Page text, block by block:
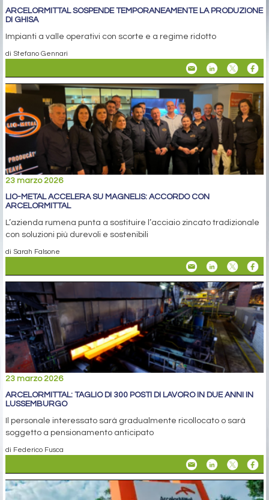
ARCELORMITTAL SOSPENDE TEMPORANEAMENTE LA PRODUZIONE
DI GHISA
Impianti a valle operativi con scorte e a regime ridotto
di Stefano Gennari
23 marzo 2026
LIO-METAL ACCELERA SU MAGNELIS: ACCORDO CON
ARCELORMITTAL
L’azienda rumena punta a sostituire l’acciaio zincato tradizionale
con soluzioni più durevoli e sostenibili
di Sarah Falsone
23 marzo 2026
ARCELORMITTAL: TAGLIO DI 300 POSTI DI LAVORO IN DUE ANNI IN
LUSSEMBURGO
Il personale interessato sarà gradualmente ricollocato o sarà
soggetto a pensionamento anticipato
di Federico Fusca